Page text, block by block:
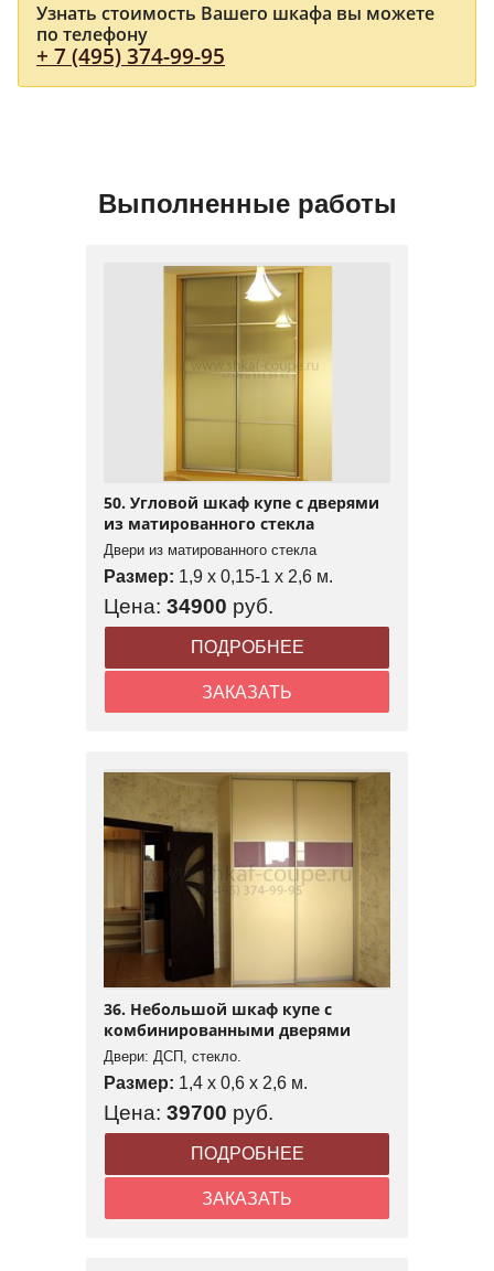
Узнать стоимость Вашего шкафа вы можете
по телефону
+ 7 (495) 374-99-95
Выполненные работы
50. Угловой шкаф купе с дверями
из матированного стекла
Двери из матированного стекла
Размер: 1,9 x 0,15-1 x 2,6 м.
Цена: 34900 руб.
ПОДРОБНЕЕ
ЗАКАЗАТЬ
36. Небольшой шкаф купе с
комбинированными дверями
Двери: ДСП, стекло.
Размер: 1,4 x 0,6 x 2,6 м.
Цена: 39700 руб.
ПОДРОБНЕЕ
ЗАКАЗАТЬ